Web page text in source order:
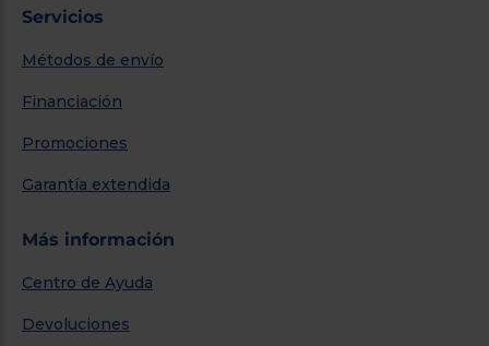
Servicios
Métodos de envío
Financiación
Promociones
Garantía extendida
Más información
Centro de Ayuda
Devoluciones